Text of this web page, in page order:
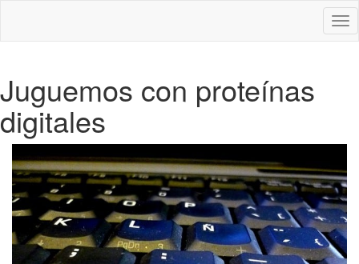
Juguemos con proteínas
digitales